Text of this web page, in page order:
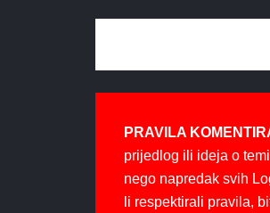
PRAVILA
prijedlog ili ideja o
nego napredak svih
li respektirali pravila,